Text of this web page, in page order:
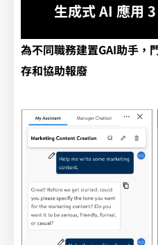
生成式 AI 應用 3
為不同職務建置GAI助手，
存和協助報廢